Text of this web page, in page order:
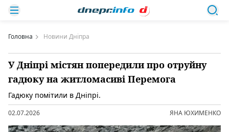
Головна Новини Дніпра
У Дніпрі містян попередили про отруйну
гадюку на житломасиві Перемога
Гадюку помітили в Дніпрі.
02.07.2026 ЯНА ЮХИМЕНКО